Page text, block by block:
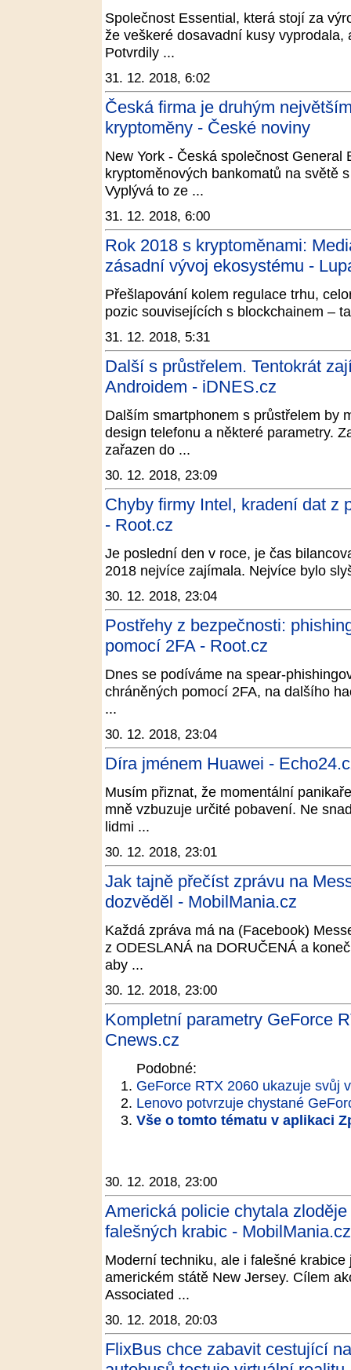
Společnost Essential, která stojí za
že veškeré dosavadní kusy
Potvrdily ...
31. 12. 2018, 6:02
Česká firma je druhým
kryptoměny - České noviny
New York - Česká společnost
kryptoměnových bankomatů na světě
Vyplývá to ze ...
31. 12. 2018, 6:00
Rok 2018 s kryptoměnami:
zásadní vývoj ekosystému -
Přešlapování kolem regulace trhu,
pozic souvisejících s blockchainem –
31. 12. 2018, 5:31
Další s průstřelem. Tentokrát
Androidem - iDNES.cz
Dalším smartphonem s průstřelem by
design telefonu a některé parametry.
zařazen do ...
30. 12. 2018, 23:09
Chyby firmy Intel, kradení dat z
- Root.cz
Je poslední den v roce, je čas
2018 nejvíce zajímala. Nejvíce bylo
30. 12. 2018, 23:04
Postřehy z bezpečnosti:
pomocí 2FA - Root.cz
Dnes se podíváme na spear-
chráněných pomocí 2FA, na dalšího
...
30. 12. 2018, 23:04
Díra jménem Huawei -
Musím přiznat, že momentální
mně vzbuzuje určité pobavení. Ne
lidmi ...
30. 12. 2018, 23:01
Jak tajně přečíst zprávu na
dozvěděl - MobilMania.cz
Každá zpráva má na (Facebook)
z ODESLANÁ na DORUČENÁ a
aby ...
30. 12. 2018, 23:00
Kompletní parametry GeForce
Cnews.cz
Podobné:
GeForce RTX 2060 ukazuje svůj
Lenovo potvrzuje chystané
Vše o tomto tématu v aplikaci
30. 12. 2018, 23:00
Americká policie chytala
falešných krabic - MobilMania.cz
Moderní techniku, ale i falešné
americkém státě New Jersey. Cílem
Associated ...
30. 12. 2018, 20:03
FlixBus chce zabavit cestující